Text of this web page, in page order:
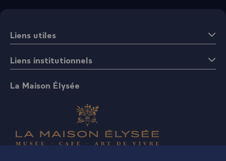
Liens utiles
Liens institutionnels
La Maison Élysée